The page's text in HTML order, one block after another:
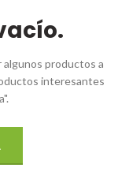
productos a
interesantes